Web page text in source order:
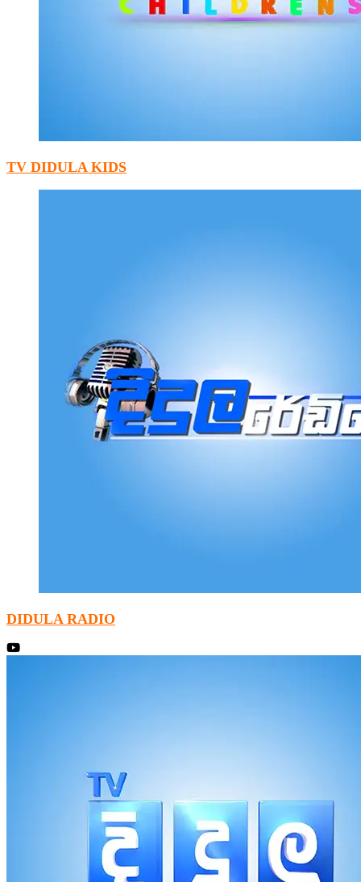
TV DIDULA KIDS
DIDULA RADIO